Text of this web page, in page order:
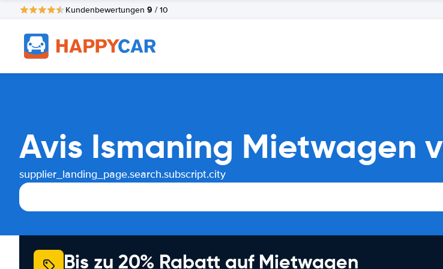
Kundenbewertungen 9 / 10
Avis Ismaning Mietwagen
supplier_landing_page.search.subscript.city
Bis zu 20% Rabatt auf Mietwagen